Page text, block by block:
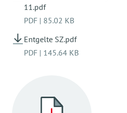
11.pdf
PDF | 85.02 KB
Entgelte SZ.pdf
PDF | 145.64 KB